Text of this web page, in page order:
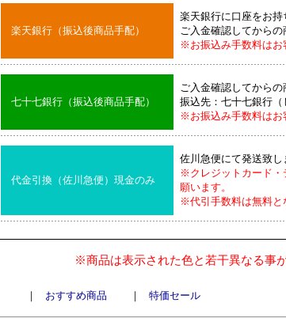
楽天銀行（振込後商品手配）
楽天銀行に口座をお持
ご入金確認してからの
※お振込み手数料はお
七十七銀行（振込後商品手配）
ご入金確認してからの
振込先：七十七銀行
※お振込み手数料はお
代金引換（佐川急便）現金のみ
佐川急便にて発送致し
※クレジットカード・
願います。
※代引手数料は無料と
※商品は表示された色と若干異なる事
｜ おすすめ商品 ｜ 特価セール